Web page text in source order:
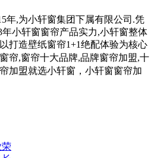
年,为小轩窗集团下属有限公司.凭
小轩窗窗帘产品实力,小轩窗整体
打造壁纸窗帘1+1绝配体验为核心
帘,窗帘十大品牌,品牌窗帘加盟,十
加盟就选小轩窗，小轩窗窗帘加
荣